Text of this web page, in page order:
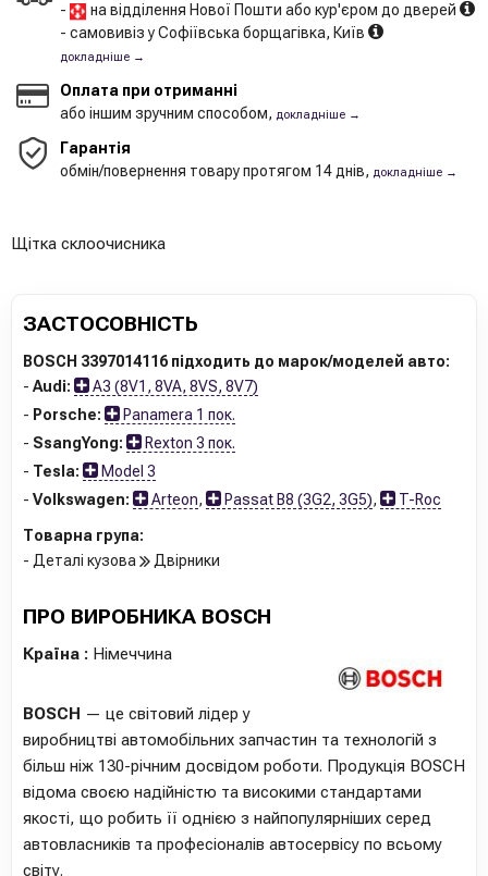
-
на відділення Нової Пошти або кур'єром до дверей
- самовивіз у Софіївська борщагівка, Київ
докладніше →
Оплата при отриманні
або іншим зручним способом, докладніше →
Гарантія
обмін/повернення товару протягом 14 днів, докладніше →
Щітка склоочисника
ЗАСТОСОВНІСТЬ
BOSCH 3397014116 підходить до марок/моделей авто:
- Audi:
A3 (8V1, 8VA, 8VS, 8V7)
- Porsche:
Panamera 1 пок.
- SsangYong:
Rexton 3 пок.
- Tesla:
Model 3
- Volkswagen: Arteon, Passat B8 (3G2, 3G5), T-Roc
Товарна група:
- Деталі кузова
Двірники
ПРО ВИРОБНИКА BOSCH
Країна : Німеччина
BOSCH — це світовий лідер у
виробництві автомобільних запчастин та технологій з
більш ніж 130-річним досвідом роботи. Продукція BOSCH
відома своєю надійністю та високими стандартами
якості, що робить її однією з найпопулярніших серед
автовласників та професіоналів автосервісу по всьому
світу.